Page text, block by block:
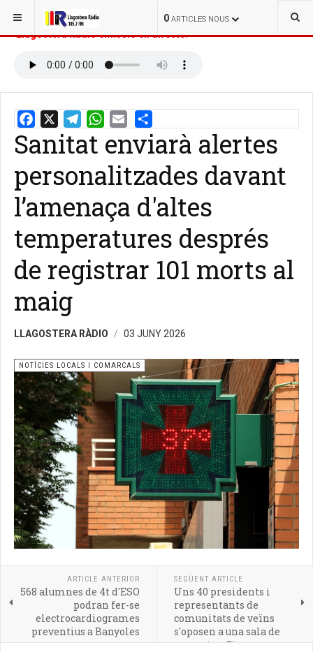
0 ARTICLES NOUS
ESTÀS AQUÍ: INICI
Llagostera Ràdio emissió en directe:
Share
Sanitat enviarà alertes
personalitzades davant
l’amenaça d'altes
temperatures després
de registrar 101 morts al
maig
LLAGOSTERA RÀDIO 03 JUNY 2026
NOTÍCIES LOCALS I COMARCALS
ARTICLE ANTERIOR
568 alumnes de 4t d'ESO
podran fer-se
electrocardiogrames
preventius a Banyoles
SEGÜENT ARTICLE
Uns 40 presidents i
representants de
comunitats de veïns
s'oposen a una sala de
concerts a Girona